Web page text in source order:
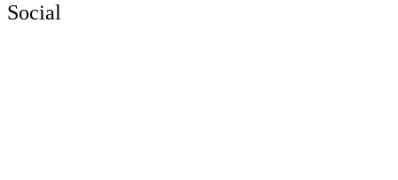
Social